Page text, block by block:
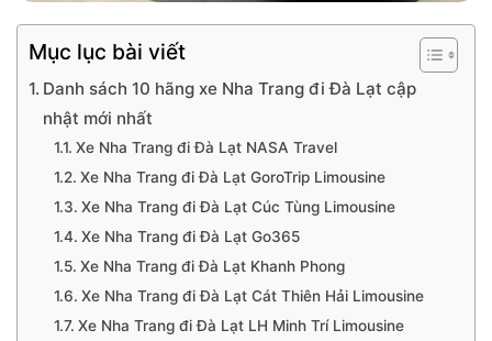
Mục lục bài viết
Danh sách 10 hãng xe Nha Trang đi Đà Lạt cập
nhật mới nhất
Xe Nha Trang đi Đà Lạt NASA Travel
Xe Nha Trang đi Đà Lạt GoroTrip Limousine
Xe Nha Trang đi Đà Lạt Cúc Tùng Limousine
Xe Nha Trang đi Đà Lạt Go365
Xe Nha Trang đi Đà Lạt Khanh Phong
Xe Nha Trang đi Đà Lạt Cát Thiên Hải Limousine
Xe Nha Trang đi Đà Lạt LH Minh Trí Limousine